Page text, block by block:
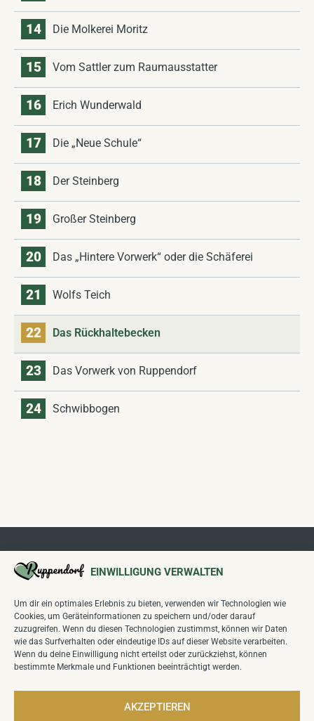
EINWILLIGUNG VERWALTEN
Um dir ein optimales Erlebnis zu bieten, verwenden wir Technologien wie
Cookies, um Geräteinformationen zu speichern und/oder darauf
zuzugreifen. Wenn du diesen Technologien zustimmst, können wir Daten
wie das Surfverhalten oder eindeutige IDs auf dieser Website verarbeiten.
Wenn du deine Einwilligung nicht erteilst oder zurückziehst, können
bestimmte Merkmale und Funktionen beeinträchtigt werden.
AKZEPTIEREN
14 Die Molkerei Moritz
15 Vom Sattler zum Raumausstatter
16 Erich Wunderwald
17 Die „Neue Schule“
18 Der Steinberg
19 Großer Steinberg
20 Das „Hintere Vorwerk“ oder die Schäferei
21 Wolfs Teich
22 Das Rückhaltebecken
23 Das Vorwerk von Ruppendorf
24 Schwibbogen
Folgen Sie uns auf unseren Kanälen:
Wettbewerb"Unser Dorf hat Zukunft":